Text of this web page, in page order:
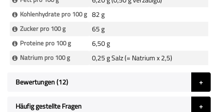
Kohlenhydrate pro 100 g 82 g
Zucker pro 100 g 65 g
Proteine pro 100 g 6,50 g
Natrium pro 100 g 0,25 g Salz (= Natrium x 2,5)
Bewertungen 12
Häufig gestellte Fragen